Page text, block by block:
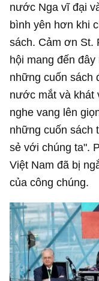
nước Nga vĩ đại
bình yên hơn khi
sách. Cảm ơn St.
hội mang đến
những cuốn sách
nước mắt và khát
nghe vang lên
những cuốn sách
sẻ với chúng ta".
Việt Nam đã bị
của công chúng.